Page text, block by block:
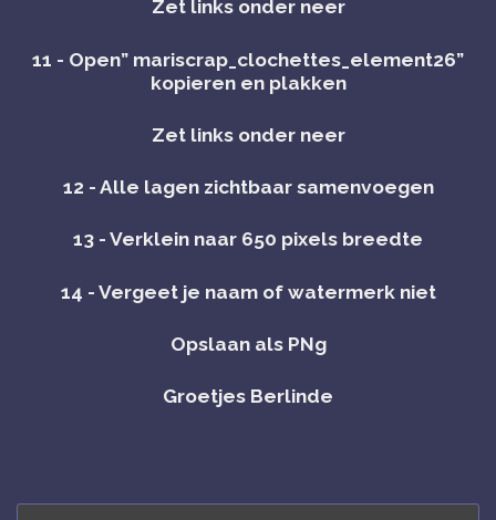
Zet links onder neer
11 - Open” mariscrap_clochettes_element26”
kopieren en plakken
Zet links onder neer
12 - Alle lagen zichtbaar samenvoegen
13 - Verklein naar 650 pixels breedte
14 - Vergeet je naam of watermerk niet
Opslaan als PNg
Groetjes Berlinde